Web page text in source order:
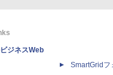
ジネスWeb
SmartGridフ